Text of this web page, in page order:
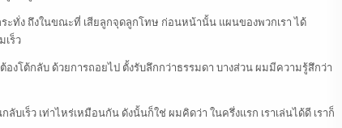
ะทั่ง ถึงในขณะที่ เสียลูกจุดลูกโทษ ก่อนหน้านั้น แผนของพวกเรา ได้
เร็ว
องโต้กลับ ด้วยการถอยไป ตั้งรับลึกกว่าธรรมดา บางส่วน ผมมีความรู้สึกว่า
เร็ว เท่าไหร่เหมือนกัน ดังนั้นก็ใช่ ผมคิดว่า ในครึ่งแรก เราเล่นได้ดี เราก็